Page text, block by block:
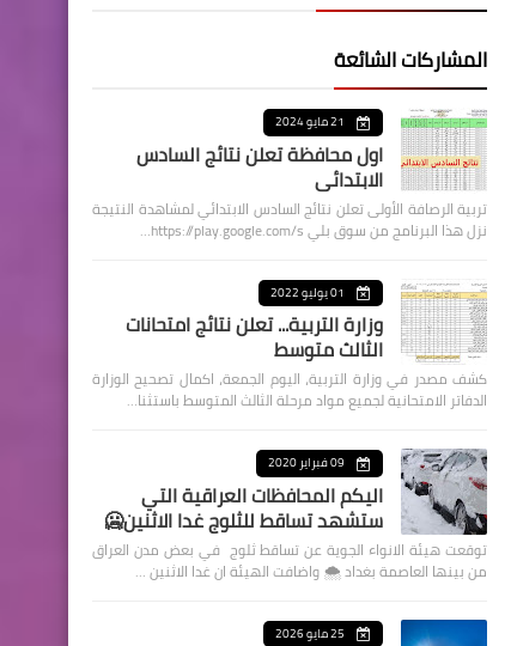
المشاركات الشائعة
21 مايو 2024
اول محافظة تعلن نتائج السادس
الابتدائي
تربية الرصافة الأولى تعلن نتائج السادس الابتدائي لمشاهدة النتيجة
نزل هذا البرنامج من سوق بلي https://play.google.com/s…
01 يوليو 2022
وزارة التربية... تعلن نتائج امتحانات
الثالث متوسط
كشف مصدر في وزارة التربية، اليوم الجمعة، اكمال تصحيح الوزارة
الدفاتر الامتحانية لجميع مواد مرحلة الثالث المتوسط باستثنا…
09 فبراير 2020
اليكم المحافظات العراقية التي
ستشهد تساقط للثلوج غدا الاثنين🥶
توقعت هيئة الانواء الجوية عن تساقط ثلوج في بعض مدن العراق
من بينها العاصمة بغداد ⁦🌨️⁩ واضافت الهيئة ان غدا الاثنين …
25 مايو 2026